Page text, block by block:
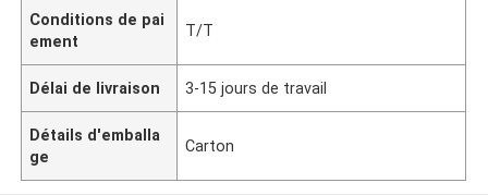
Conditions de pai
ement
T/T
Délai de livraison 3-15 jours de travail
Détails d'emballa
ge
Carton